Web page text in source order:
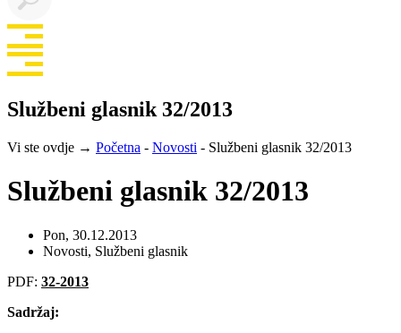
Službeni glasnik 32/2013
Vi ste ovdje → Početna - Novosti - Službeni glasnik 32/2013
Službeni glasnik 32/2013
Pon, 30.12.2013
Novosti, Službeni glasnik
PDF: 32-2013
Sadržaj: